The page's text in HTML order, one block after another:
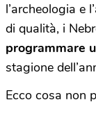
l’archeologia e
di qualità, i
programmare
stagione
Ecco cosa non